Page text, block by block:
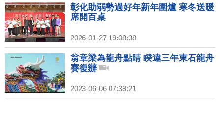
彰化助弱勢過好年新年圍爐 寒冬送暖
席開百桌
2026-01-27 19:08:38
翁章梁為龍舟點睛 睽違三年東石龍舟
賽復辦
2023-06-06 07:39:21